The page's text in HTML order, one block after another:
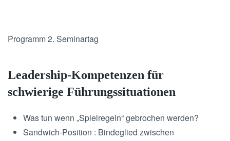
Programm 2. Seminartag
Leadership-Kompetenzen für
schwierige Führungssituationen
Was tun wenn „Spielregeln“ gebrochen werden?
Sandwich-Position : Bindeglied zwischen